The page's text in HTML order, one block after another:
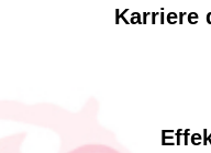
Karriere